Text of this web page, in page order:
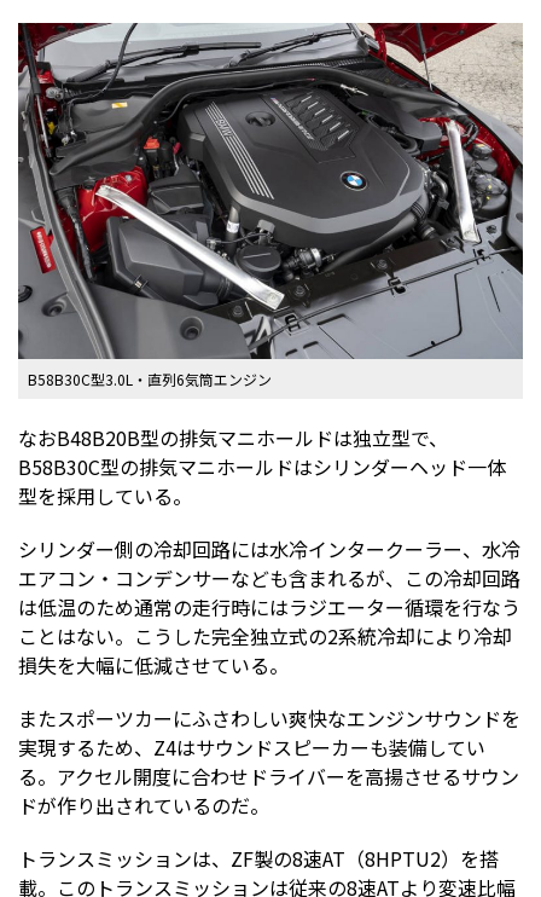
B58B30C型3.0L・直列6気筒エンジン
なおB48B20B型の排気マニホールドは独立型で、
B58B30C型の排気マニホールドはシリンダーヘッド一体
型を採用している。
シリンダー側の冷却回路には水冷インタークーラー、水冷
エアコン・コンデンサーなども含まれるが、この冷却回路
は低温のため通常の走行時にはラジエーター循環を行なう
ことはない。こうした完全独立式の2系統冷却により冷却
損失を大幅に低減させている。
またスポーツカーにふさわしい爽快なエンジンサウンドを
実現するため、Z4はサウンドスピーカーも装備してい
る。アクセル開度に合わせドライバーを高揚させるサウン
ドが作り出されているのだ。
トランスミッションは、ZF製の8速AT（8HPTU2）を搭
載。このトランスミッションは従来の8速ATより変速比幅